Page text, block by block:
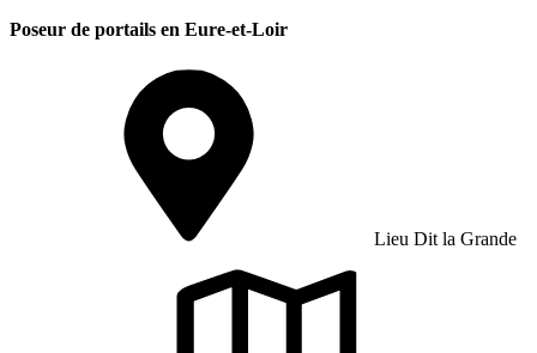
Poseur de portails en Eure-et-Loir
Lieu Dit la Grande